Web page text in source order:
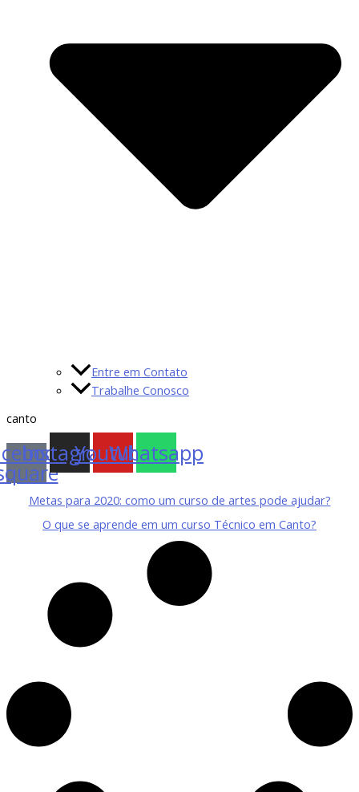
Entre em Contato
Trabalhe Conosco
canto
Instagram
Youtube
Whatsapp
Metas para 2020: como um curso de artes pode ajudar?
O que se aprende em um curso Técnico em Canto?